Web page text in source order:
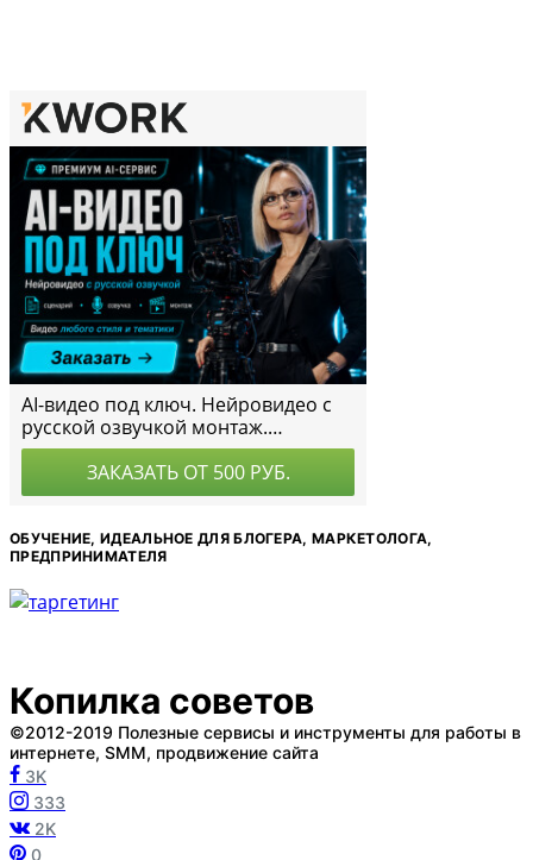
ОБУЧЕНИЕ, ИДЕАЛЬНОЕ ДЛЯ БЛОГЕРА, МАРКЕТОЛОГА,
ПРЕДПРИНИМАТЕЛЯ
Копилка советов
©2012-2019 Полезные сервисы и инструменты для работы в
интернете, SMM, продвижение сайта
3K
333
2K
0